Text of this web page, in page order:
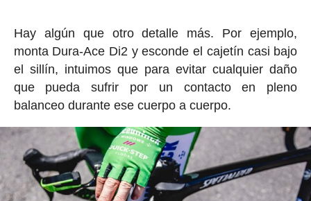
Hay algún que otro detalle más. Por ejemplo,
monta Dura-Ace Di2 y esconde el cajetín casi bajo
el sillín, intuimos que para evitar cualquier daño
que pueda sufrir por un contacto en pleno
balanceo durante ese cuerpo a cuerpo.